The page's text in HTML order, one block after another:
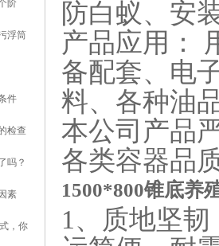
阶
浮筒
件
检查
吗？
素
，你
防白蚁、安
产品应用：
备配套、电
料、各种油
本公司产品
各类容器品
1500*800锥底养
1、质地坚